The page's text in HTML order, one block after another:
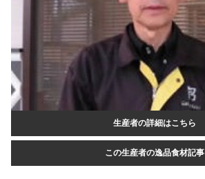
生産者の詳細はこちら
この生産者の逸品食材記事